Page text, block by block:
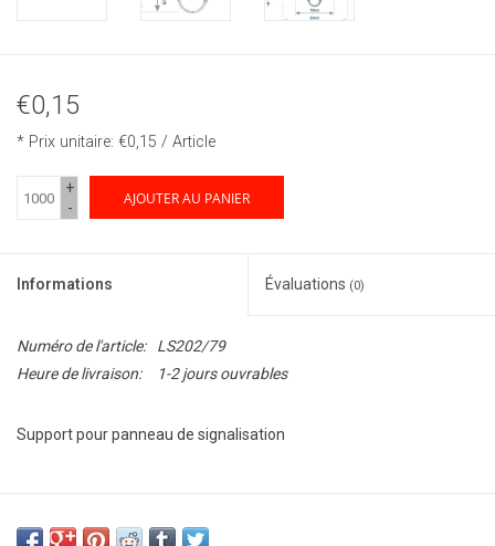
€0,15
* Prix unitaire: €0,15 / Article
+
-
AJOUTER AU PANIER
Informations Évaluations (0)
Numéro de l'article:
LS202/79
Heure de livraison:
1-2 jours ouvrables
Support pour panneau de signalisation